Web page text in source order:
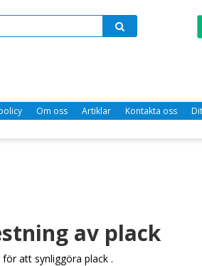
Om oss Artiklar Kontakta oss
av plack
för att synliggöra plack .